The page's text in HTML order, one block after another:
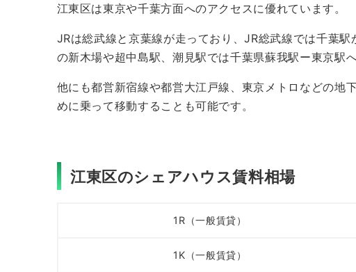
江東区は東京や千葉方面へのアクセスに優れています。
JRは総武線と京葉線が走っており、JR総武線では千葉
の新木場や超中島駅、潮見駅では千葉県蘇我駅ー東京駅
他にも都営新宿線や都営大江戸線、東京メトロなどの地
めに乗って移動することも可能です。
江東区のシェアハウス賃料相場
1R（一般賃貸）
1K（一般賃貸）